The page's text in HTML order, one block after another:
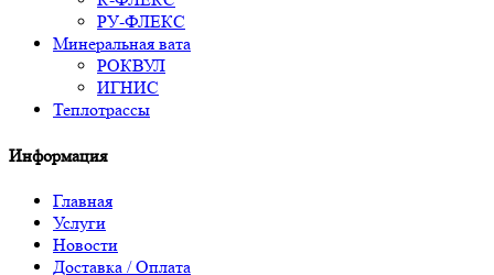
РУ-ФЛЕКС
Минеральная вата
РОКВУЛ
ИГНИС
Теплотрассы
Информация
Главная
Услуги
Новости
Доставка / Оплата